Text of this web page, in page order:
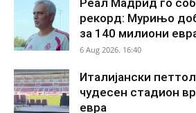
Реал Мадрид го
рекорд: Мурињо
за 140 милиони
6 Aug 2026. 16:40
Италијански
чудесен стадион
евра